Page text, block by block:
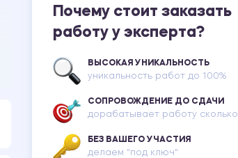
Почему стоит заказать
работу у эксперта?
ВЫСОКАЯ УНИКАЛЬНОСТЬ
уникальность работ до 100%
СОПРОВОЖДЕНИЕ ДО СДАЧИ
дорабатывает работу
БЕЗ ВАШЕГО УЧАСТИЯ
делаем "под ключ"